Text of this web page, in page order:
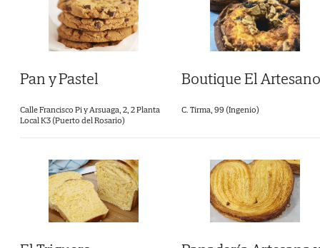
Pan y Pastel
Calle Francisco Pi y Arsuaga, 2, 2 Planta
Local K3 (Puerto del Rosario)
Boutique El Artesano
C. Tirma, 99 (Ingenio)